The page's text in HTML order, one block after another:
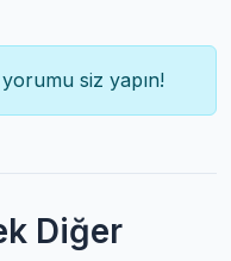
siz yapın!
Diğer